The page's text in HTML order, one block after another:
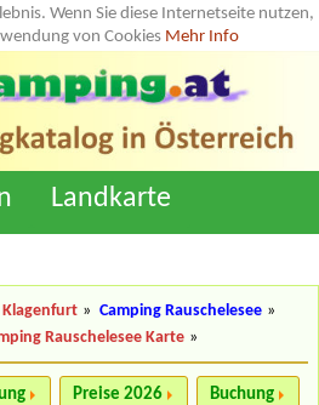
Wenn Sie diese Internetseite nutzen,
von Cookies Mehr Info
Landkarte
Klagenfurt » Camping Rauschelesee »
Rauschelesee Karte »
Preise 2026 Buchung